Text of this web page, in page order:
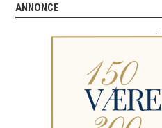
ANNONCE